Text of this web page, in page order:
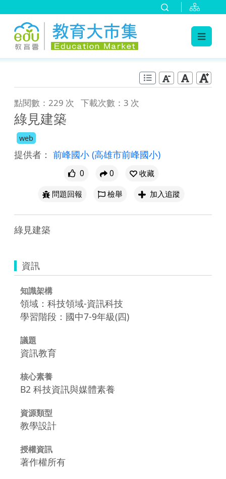
點閱數：229 次 下載次數：3 次
綠見建築
web
提供者： 前峰國小 (高雄市前峰國小)
0 0
收藏
問題回報
檢舉 加入追蹤
綠見建築
資訊
知識架構
領域：科技領域-資訊科技
學習階段：國中7-9年級(四)
議題
資訊教育
核心素養
B2 科技資訊與媒體素養
資源類型
教學設計
授權資訊
著作權所有